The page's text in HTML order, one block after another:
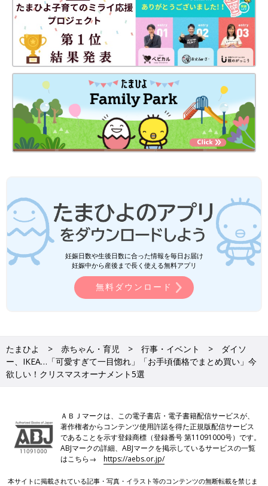
妊娠日数や生後日数に合った情報を毎日お届け
妊娠中から産後まで長く使える無料アプリ
無料ダウンロード
たまひよ 赤ちゃん・育児 行事・イベント
ダイソ
ー、IKEA…「可愛すぎて一目惚れ」「お手頃価格でまとめ買い」今
欲しい！クリスマスオーナメント5選
ＡＢＪマークは、この電子書店・電子書籍配信サービスが、
著作権者からコンテンツ使用許諾を得た正規版配信サービス
であることを示す登録商標（登録番号 第11091000号）です。
ABJマークの詳細、ABJマークを掲示しているサービスの一覧
はこちら→https://aebs.or.jp/
本サイトに掲載されている記事・写真・イラスト等のコンテンツの無断転載を禁じま